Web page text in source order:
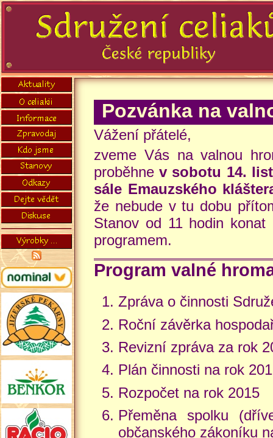
Pozvánka na
Vážení přátelé,
zveme Vás na valnou
proběhnev sobotu 14.
sále Emauzského
že nebude v tu dobu
Stanov od 11 hodin konat
programem.
Program valné
Zpráva o činnosti
Roční závěrka
Revizní zpráva za rok
Plán činnosti na rok
Rozpočet na rok 2015
Přeměna spolku
občanského zákoníku